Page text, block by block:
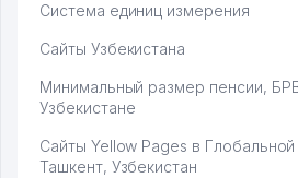
Система единиц измерения
Сайты Узбекистана
Минимальный размер пенсии,
Узбекистане
Сайты Yellow Pages в
Ташкент, Узбекистан